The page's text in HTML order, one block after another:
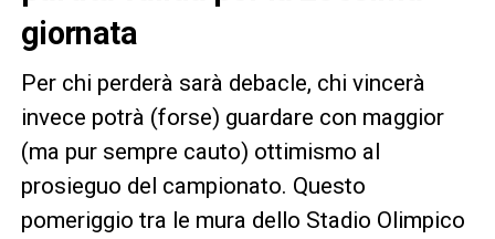
giornata
Per chi perderà sarà debacle, chi vincerà
invece potrà (forse) guardare con maggior
(ma pur sempre cauto) ottimismo al
prosieguo del campionato. Questo
pomeriggio tra le mura dello Stadio Olimpico